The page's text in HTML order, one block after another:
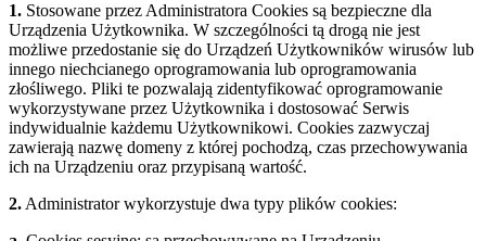
1. Stosowane przez Administratora Cookies są bezpieczne dla
Urządzenia Użytkownika. W szczególności tą drogą nie jest
możliwe przedostanie się do Urządzeń Użytkowników wirusów lub
innego niechcianego oprogramowania lub oprogramowania
złośliwego. Pliki te pozwalają zidentyfikować oprogramowanie
wykorzystywane przez Użytkownika i dostosować Serwis
indywidualnie każdemu Użytkownikowi. Cookies zazwyczaj
zawierają nazwę domeny z której pochodzą, czas przechowywania
ich na Urządzeniu oraz przypisaną wartość.
2.Administrator wykorzystuje dwa typy plików cookies: